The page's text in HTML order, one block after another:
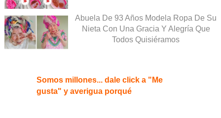
Abuela De 93 Años Modela Ropa De Su
Nieta Con Una Gracia Y Alegría Que
Todos Quisiéramos
Somos millones... dale click a "Me
gusta" y averigua porqué